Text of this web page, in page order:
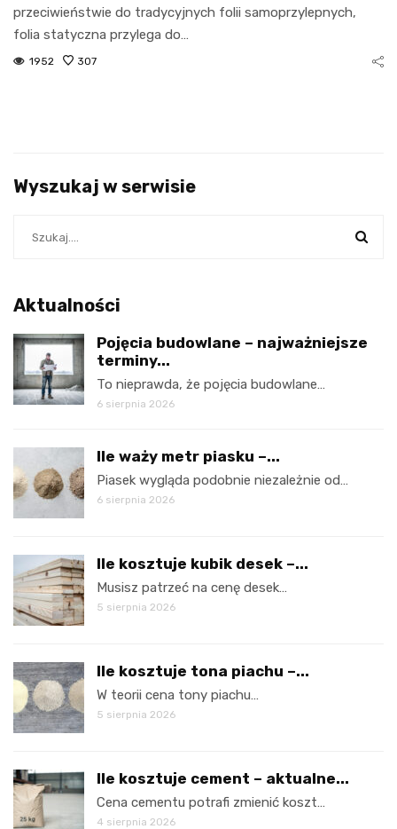
przeciwieństwie do tradycyjnych folii samoprzylepnych,
folia statyczna przylega do…
1952 307
Wyszukaj w serwisie
Aktualności
Pojęcia budowlane – najważniejsze
terminy...
To nieprawda, że pojęcia budowlane…
6 sierpnia 2026
Ile waży metr piasku –...
Piasek wygląda podobnie niezależnie od…
6 sierpnia 2026
Ile kosztuje kubik desek –...
Musisz patrzeć na cenę desek…
5 sierpnia 2026
Ile kosztuje tona piachu –...
W teorii cena tony piachu…
5 sierpnia 2026
Ile kosztuje cement – aktualne...
Cena cementu potrafi zmienić koszt…
4 sierpnia 2026